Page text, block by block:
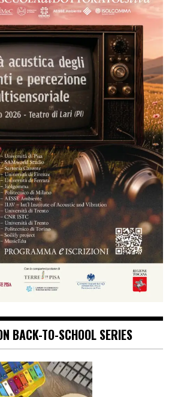
BACK-TO-SCHOOL SERIES